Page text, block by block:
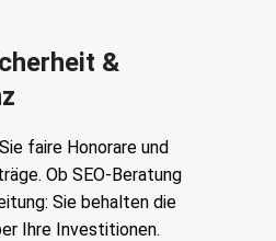
&
faire Honorare und
Ob SEO-Beratung
Sie behalten die
Ihre Investitionen.